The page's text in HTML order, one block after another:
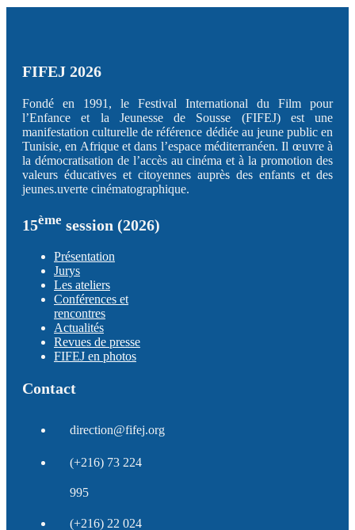
FIFEJ 2026
Fondé en 1991, le Festival International du Film pour
l’Enfance et la Jeunesse de Sousse (FIFEJ) est une
manifestation culturelle de référence dédiée au jeune public en
Tunisie, en Afrique et dans l’espace méditerranéen. Il œuvre à
la démocratisation de l’accès au cinéma et à la promotion des
valeurs éducatives et citoyennes auprès des enfants et des
jeunes.uverte cinématographique.
15ème session (2026)
Présentation
Jurys
Les ateliers
Conférences et
rencontres
Actualités
Revues de presse
FIFEJ en photos
Contact
direction@fifej.org
(+216) 73 224
995
(+216) 22 024